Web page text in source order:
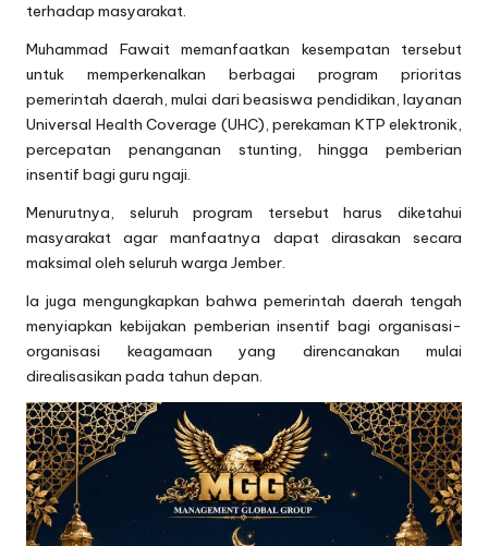
terhadap masyarakat.
Muhammad Fawait memanfaatkan kesempatan tersebut
untuk memperkenalkan berbagai program prioritas
pemerintah daerah, mulai dari beasiswa pendidikan, layanan
Universal Health Coverage (UHC), perekaman KTP elektronik,
percepatan penanganan stunting, hingga pemberian
insentif bagi guru ngaji.
Menurutnya, seluruh program tersebut harus diketahui
masyarakat agar manfaatnya dapat dirasakan secara
maksimal oleh seluruh warga Jember.
Ia juga mengungkapkan bahwa pemerintah daerah tengah
menyiapkan kebijakan pemberian insentif bagi organisasi-
organisasi keagamaan yang direncanakan mulai
direalisasikan pada tahun depan.